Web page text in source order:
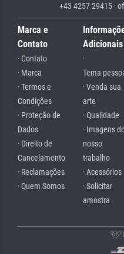
+43 4257 29415 ·
Marca e
Contato
· Contato
· Marca
· Termos e
Condições
· Proteção de
Dados
· Direito de
Cancelamento
· Reclamações
· Quem Somos
Adicionais
·
Tema
· Venda sua
arte
· Qualidade
· Imagens
nosso
trabalho
· Acessórios
· Solicitar
amostra